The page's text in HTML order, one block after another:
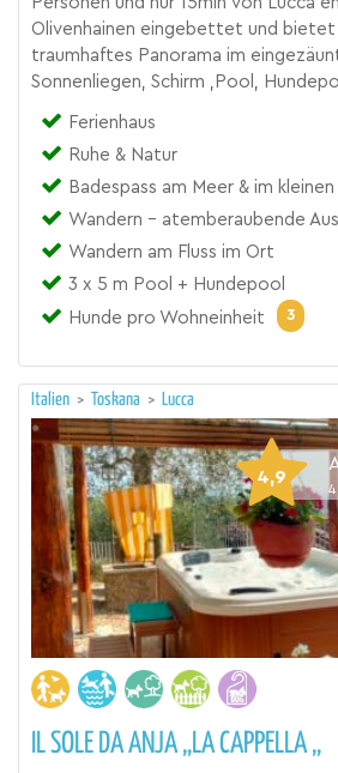
Olivenhainen eingebettet und bietet
traumhaftes Panorama im
Sonnenliegen, Schirm ,Pool,
Ferienhaus
Ruhe & Natur
Badespass am Meer & im
Wandern - atemberaubende
Wandern am Fluss im Ort
3 x 5 m Pool + Hundepool
Hunde pro Wohneinheit
3
Italien > Toskana > Lucca
4,9
4
IL SOLE DA ANJA „LA CAPPELLA „